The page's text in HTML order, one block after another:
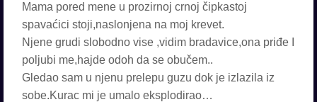
Mama pored mene u prozirnoj crnoj čipkastoj
spavaćici stoji,naslonjena na moj krevet.
Njene grudi slobodno vise ,vidim bradavice,ona priđe I
poljubi me,hajde odoh da se obučem..
Gledao sam u njenu prelepu guzu dok je izlazila iz
sobe.Kurac mi je umalo eksplodirao…